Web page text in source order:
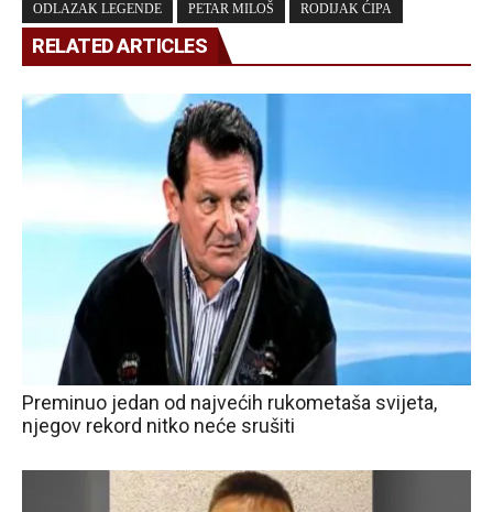
ODLAZAK LEGENDE PETAR MILOŠ RODIJAK ĆIPA
RELATED ARTICLES
Preminuo jedan od najvećih rukometaša svijeta,
njegov rekord nitko neće srušiti